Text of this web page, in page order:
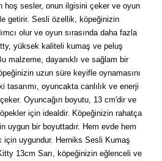
hoş sesler, onun ilgisini çeker ve oyun
getirir. Sesli özellik, köpeğinizin
olur ve oyun sırasında daha fazla
yüksek kaliteli kumaş ve peluş
malzeme, dayanıklı ve sağlam bir
uzun süre keyifle oynamasını
tasarımı, oyuncakta canlılık ve enerji
Oyuncağın boyutu, 13 cm'dir ve
için idealdir. Köpeğinizin rahatça
uygun bir boyuttadır. Hem evde hem
için uygundur. Herniks Sesli Kumaş
13cm Sarı, köpeğinizin eğlenceli ve